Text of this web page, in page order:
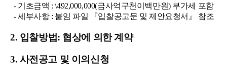
- 기초금액 : \492,000,000(금사억구천이백만원) 부가세 포함
-세부사항 : 붙임 파일 『입찰공고문 및 제안요청서 』 참조
2. 입찰방법: 협상에 의한 계약
3. 사전공고 및 이의신청